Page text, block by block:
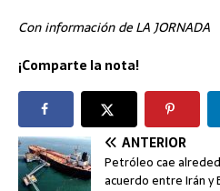
Con información de LA JORNADA
¡Comparte la nota!
ANTERIOR
Petróleo cae
acuerdo entre Irán y